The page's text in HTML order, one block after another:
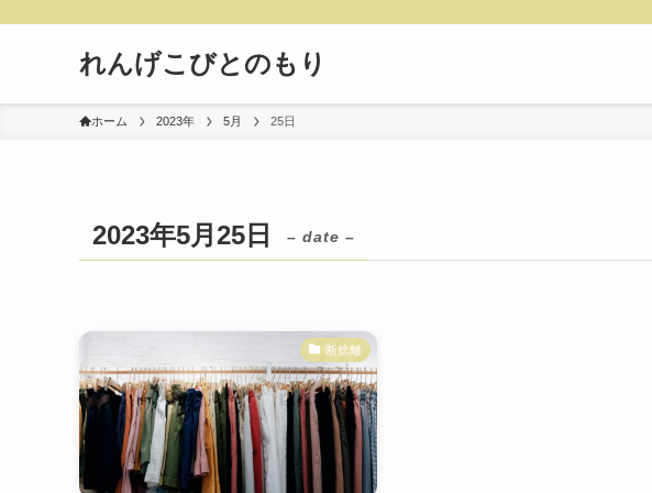
れんげこびとのもり
ホーム 2023年 5月 25日
2023年5月25日 – date –
断捨離